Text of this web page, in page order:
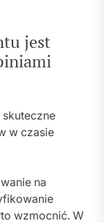
jest
w czasie
na
wzmocnić. W